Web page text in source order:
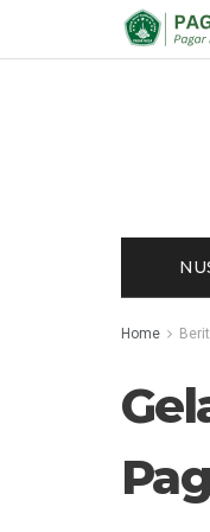
Home